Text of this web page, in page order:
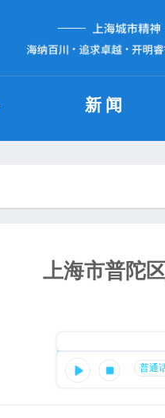
新闻
上海市普陀